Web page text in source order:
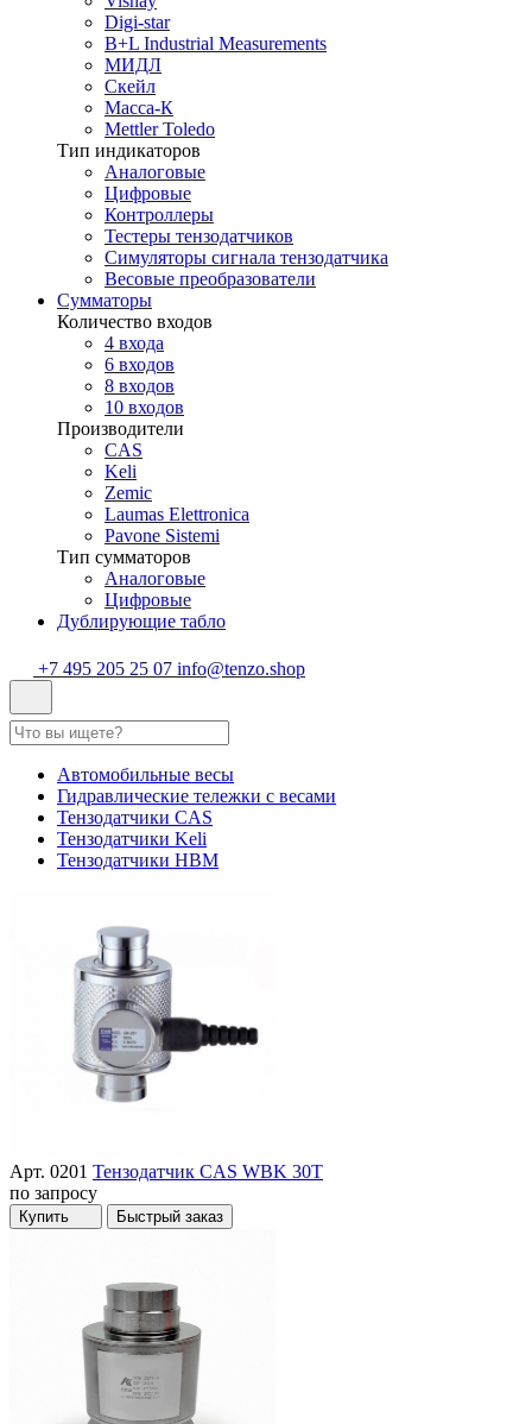
Digi-star
B+L Industrial Measurements
МИДЛ
Скейл
Масса-К
Mettler Toledo
Тип индикаторов
Аналоговые
Цифровые
Контроллеры
Тестеры тензодатчиков
Симуляторы сигнала тензодатчика
Весовые преобразователи
Сумматоры
Количество входов
4 входа
6 входов
8 входов
10 входов
Производители
CAS
Keli
Zemic
Laumas Elettronica
Pavone Sistemi
Тип сумматоров
Аналоговые
Цифровые
Дублирующие табло
+7 495 205 25 07 info@tenzo.shop
Автомобильные весы
Гидравлические тележки с весами
Тензодатчики CAS
Тензодатчики Keli
Тензодатчики HBM
Арт. 0201 Тензодатчик CAS WBK 30T
по запросу
Купить Быстрый заказ